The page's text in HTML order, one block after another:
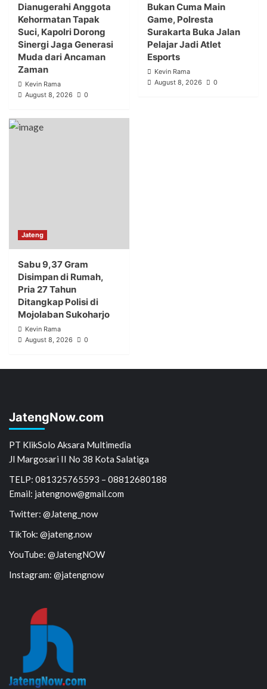
Dianugerahi Anggota
Kehormatan Tapak
Suci, Kapolri Dorong
Sinergi Jaga Generasi
Muda dari Ancaman
Zaman
Kevin Rama
August 8, 2026
0
Bukan Cuma Main
Game, Polresta
Surakarta Buka Jalan
Pelajar Jadi Atlet
Esports
Kevin Rama
August 8, 2026
0
Jateng
Sabu 9,37 Gram
Disimpan di Rumah,
Pria 27 Tahun
Ditangkap Polisi di
Mojolaban Sukoharjo
Kevin Rama
August 8, 2026
0
JatengNow.com
PT KlikSolo Aksara Multimedia
Jl Margosari II No 38 Kota Salatiga
TELP: 081325765593 – 08812680188
Email: jatengnow@gmail.com
Twitter: @Jateng_now
TikTok: @jateng.now
YouTube: @JatengNOW
Instagram: @jatengnow